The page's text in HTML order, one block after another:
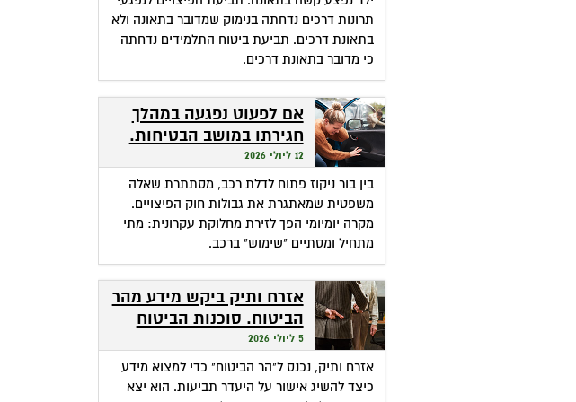
תרונות דרכים נדחתה בנימוק שמדובר בתאונה ולא
בתאונת דרכים. תביעת ביטוח התלמידים נדחתה
כי מדובר בתאונת דרכים.
אם לפעוט נפגעה במהלך
חגירתו במושב הבטיחות.
האם זכאית לפיצויים?
12 ליולי 2026
בין בור ניקוז פתוח לדלת רכב, מסתתרת שאלה
משפטית שמאתגרת את גבולות חוק הפיצויים.
מקרה יומיומי הפך לזירת מחלוקת עקרונית: מתי
מתחיל ומסתיים "שימוש" ברכב.
אזרח ותיק ביקש מידע מהר
הביטוח. סוכנות הביטוח
גבתה מחשבונו פרמיות
5 ליולי 2026
אזרח ותיק, נכנס ל"הר הביטוח" כדי למצוא מידע
כיצד להשיג אישור על היעדר תביעות. הוא יצא